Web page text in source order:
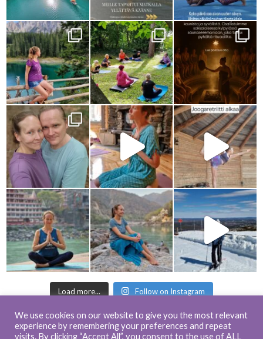
Load more... Follow on Instagram
We use cookies on our website to give you the most relevant
experience by remembering your preferences and repeat
visits. By clicking “Accept All”, you consent to the use of ALL